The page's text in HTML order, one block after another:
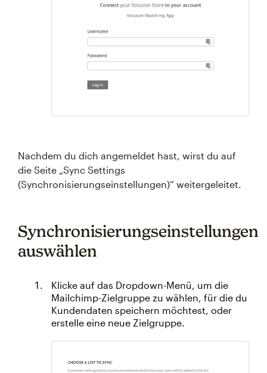
Nachdem du dich angemeldet hast, wirst du auf
die Seite „Sync Settings
(Synchronisierungseinstellungen)“ weitergeleitet.
Synchronisierungseinstellungen
auswählen
Klicke auf das Dropdown-Menü, um die
Mailchimp-Zielgruppe zu wählen, für die du
Kundendaten speichern möchtest, oder
erstelle eine neue Zielgruppe.